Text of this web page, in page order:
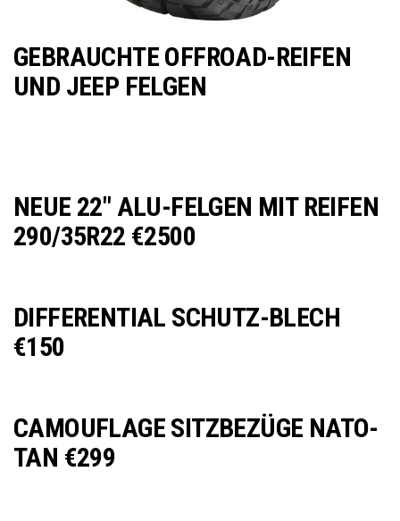
GEBRAUCHTE OFFROAD-REIFEN
UND JEEP FELGEN
NEUE 22″ ALU-FELGEN MIT REIFEN
290/35R22 €2500
DIFFERENTIAL SCHUTZ-BLECH
€150
CAMOUFLAGE SITZBEZÜGE NATO-
TAN €299